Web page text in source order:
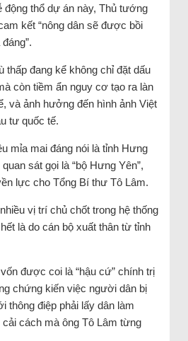
thổ dự án này, Thủ tướng
kết “nông dân sẽ được bồi
thấp đang kể không chỉ đặt dấu
còn tiềm ẩn nguy cơ tạo ra làn
và ảnh hưởng đến hình ảnh Việt
tư quốc tế.
mỉa mai đáng nói là tỉnh Hưng
sát gọi là “bộ Hưng Yên”,
lực cho Tổng Bí thư Tô Lâm.
vị trí chủ chốt trong hệ thống
là do cán bộ xuất thân từ tỉnh
được coi là “hậu cứ” chính trị
chứng kiến việc người dân bị
thông điệp phải lấy dân làm
cải cách mà ông Tô Lâm từng